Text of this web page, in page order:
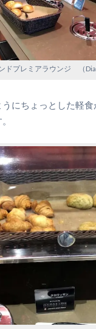
プレミアラウンジ （
にちょっとした軽